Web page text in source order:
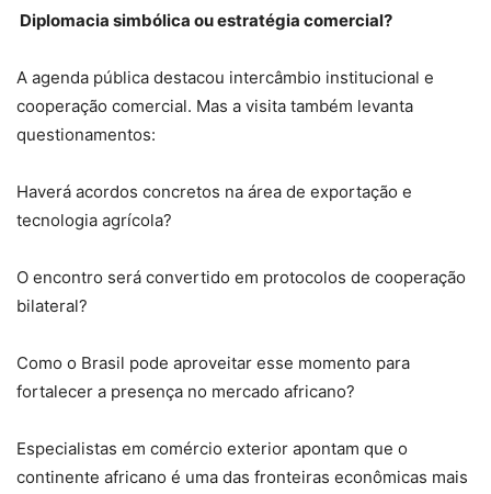
Diplomacia simbólica ou estratégia comercial?
A agenda pública destacou intercâmbio institucional e
cooperação comercial. Mas a visita também levanta
questionamentos:
Haverá acordos concretos na área de exportação e
tecnologia agrícola?
O encontro será convertido em protocolos de cooperação
bilateral?
Como o Brasil pode aproveitar esse momento para
fortalecer a presença no mercado africano?
Especialistas em comércio exterior apontam que o
continente africano é uma das fronteiras econômicas mais